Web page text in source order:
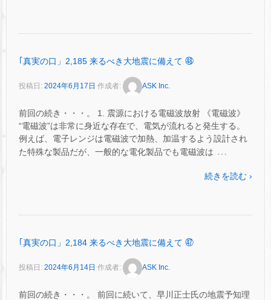
｢真実の口」2,185 来るべき大地震に備えて ㊽
投稿日: 2024年6月17日 作成者: ASK Inc.
前回の続き・・・。 1. 震源における電磁波放射 《電磁波》
“電磁波”は非常に身近な存在で、電気が流れると発生する。
例えば、電子レンジは電磁波で加熱、加温するよう設計され
た特殊な製品だが、一般的な電化製品でも電磁波は …
続きを読む ›
｢真実の口」2,184 来るべき大地震に備えて ㊼
投稿日: 2024年6月14日 作成者: ASK Inc.
前回の続き・・・。 前回に続いて、早川正士氏の地震予知理